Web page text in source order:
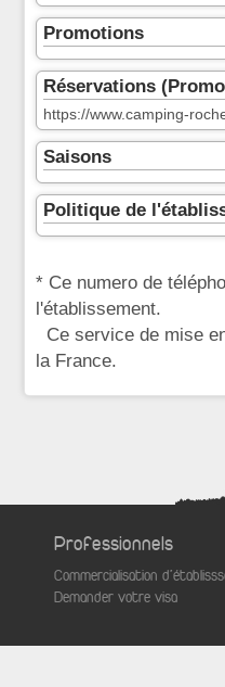
Promotions
Réservations
https://www.camping-
Saisons
Politique de
* Ce numero de
l'établissement.
Ce service de mise
la France.
Professionnels
Commercialisation
Demander votre visa